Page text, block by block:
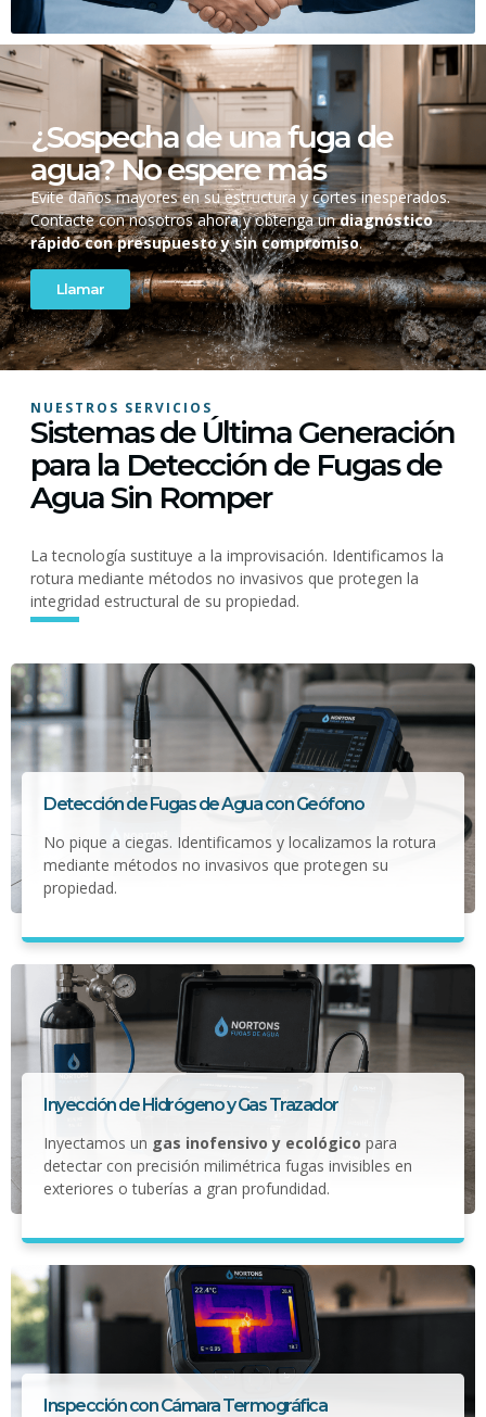
¿Sospecha de una fuga de
agua? No espere más
Evite daños mayores en su estructura y cortes inesperados.
Contacte con nosotros ahora y obtenga undiagnóstico
rápido con presupuesto y sin compromiso.
Llamar
NUESTROS SERVICIOS
Sistemas de Última Generación
para la Detección de Fugas de
Agua Sin Romper
La tecnología sustituye a la improvisación. Identificamos la
rotura mediante métodos no invasivos que protegen la
integridad estructural de su propiedad.
Detección de Fugas de Agua con Geófono
No pique a ciegas. Identificamos y localizamos la rotura
mediante métodos no invasivos que protegen su
propiedad.
Inyección de Hidrógeno y Gas Trazador
Inyectamos un gas inofensivo y ecológico para
detectar con precisión milimétrica fugas invisibles en
exteriores o tuberías a gran profundidad.
Inspección con Cámara Termográfica